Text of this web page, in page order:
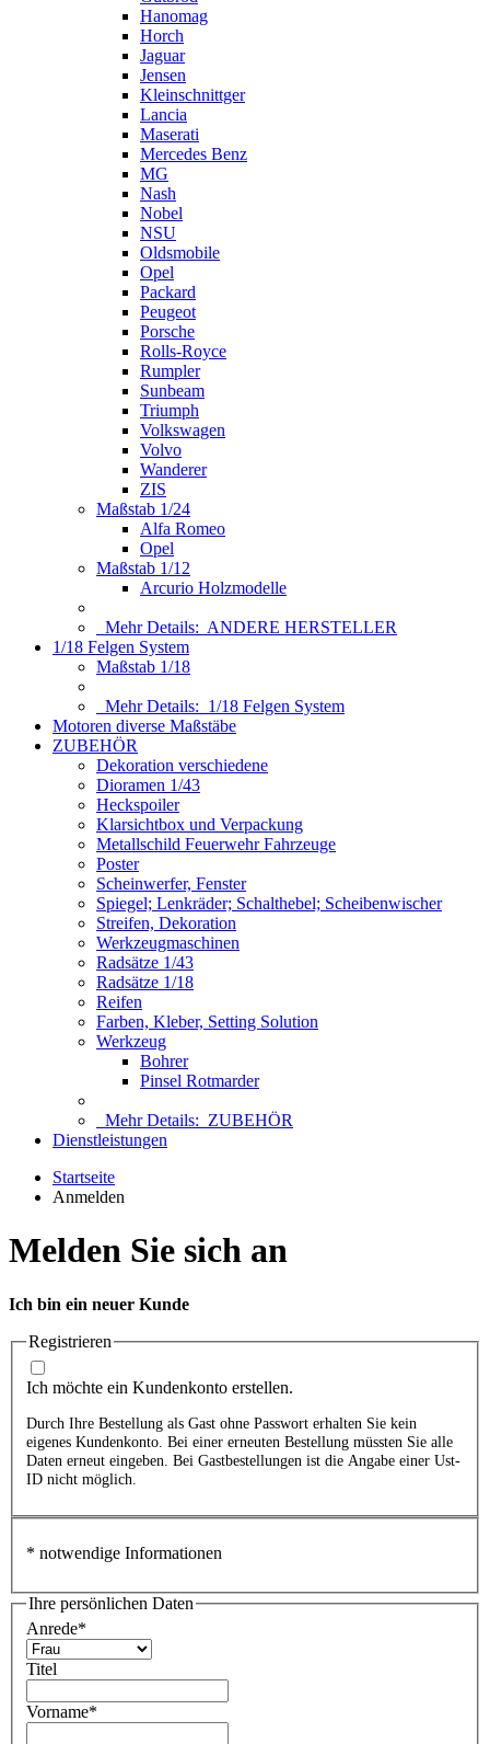
Hanomag
Horch
Jaguar
Jensen
Kleinschnittger
Lancia
Maserati
Mercedes Benz
MG
Nash
Nobel
NSU
Oldsmobile
Opel
Packard
Peugeot
Porsche
Rolls-Royce
Rumpler
Sunbeam
Triumph
Volkswagen
Volvo
Wanderer
ZIS
Maßstab 1/24
Alfa Romeo
Opel
Maßstab 1/12
Arcurio Holzmodelle
Mehr Details: ANDERE HERSTELLER
1/18 Felgen System
Maßstab 1/18
Mehr Details: 1/18 Felgen System
Motoren diverse Maßstäbe
ZUBEHÖR
Dekoration verschiedene
Dioramen 1/43
Heckspoiler
Klarsichtbox und Verpackung
Metallschild Feuerwehr Fahrzeuge
Poster
Scheinwerfer, Fenster
Spiegel; Lenkräder; Schalthebel; Scheibenwischer
Streifen, Dekoration
Werkzeugmaschinen
Radsätze 1/43
Radsätze 1/18
Reifen
Farben, Kleber, Setting Solution
Werkzeug
Bohrer
Pinsel Rotmarder
Mehr Details: ZUBEHÖR
Dienstleistungen
Startseite
Anmelden
Melden Sie sich an
Ich bin ein neuer Kunde
Registrieren
Ich möchte ein Kundenkonto erstellen.
Durch Ihre Bestellung als Gast ohne Passwort erhalten Sie kein
eigenes Kundenkonto. Bei einer erneuten Bestellung müssten Sie alle
Daten erneut eingeben. Bei Gastbestellungen ist die Angabe einer Ust-
ID nicht möglich.
* notwendige Informationen
Ihre persönlichen Daten
Anrede*
Titel
Vorname*